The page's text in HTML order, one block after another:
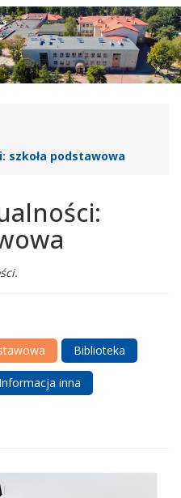
szkoła podstawowa
Biblioteka
Informacja inna